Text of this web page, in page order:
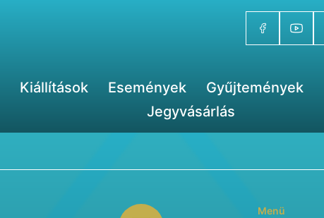
Kiállítások Események Gyűjtemények
Jegyvásárlás
Menü